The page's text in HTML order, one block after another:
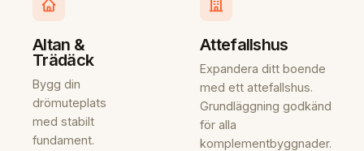
Altan &
Trädäck
Bygg din
drömuteplats
med stabilt
fundament.
Attefallshus
Expandera ditt boende
med ett attefallshus.
Grundläggning godkänd
för alla
komplementbyggnader.